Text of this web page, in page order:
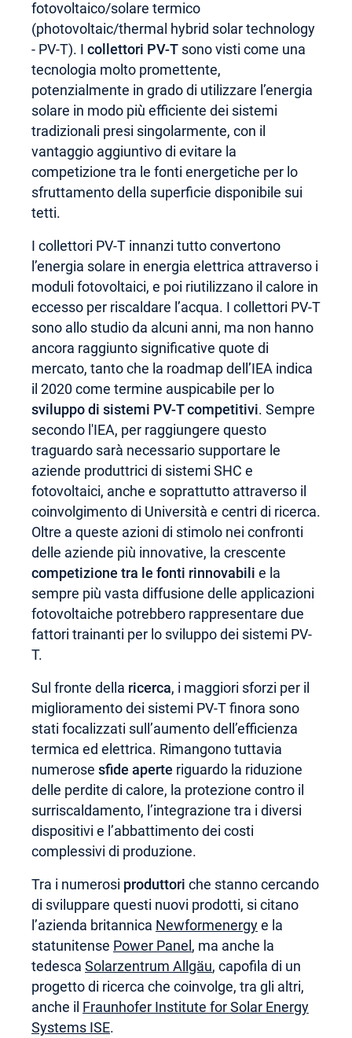
fotovoltaico/solare termico
(photovoltaic/thermal hybrid solar technology
- PV-T). I collettori PV-T sono visti come una
tecnologia molto promettente,
potenzialmente in grado di utilizzare l’energia
solare in modo più efficiente dei sistemi
tradizionali presi singolarmente, con il
vantaggio aggiuntivo di evitare la
competizione tra le fonti energetiche per lo
sfruttamento della superficie disponibile sui
tetti.
I collettori PV-T innanzi tutto convertono
l’energia solare in energia elettrica attraverso i
moduli fotovoltaici, e poi riutilizzano il calore in
eccesso per riscaldare l’acqua. I collettori PV-T
sono allo studio da alcuni anni, ma non hanno
ancora raggiunto significative quote di
mercato, tanto che la roadmap dell’IEA indica
il 2020 come termine auspicabile per lo
sviluppo di sistemi PV-T competitivi. Sempre
secondo l'IEA, per raggiungere questo
traguardo sarà necessario supportare le
aziende produttrici di sistemi SHC e
fotovoltaici, anche e soprattutto attraverso il
coinvolgimento di Università e centri di ricerca.
Oltre a queste azioni di stimolo nei confronti
delle aziende più innovative, la crescente
competizione tra le fonti rinnovabili e la
sempre più vasta diffusione delle applicazioni
fotovoltaiche potrebbero rappresentare due
fattori trainanti per lo sviluppo dei sistemi PV-
T.
Sul fronte della ricerca, i maggiori sforzi per il
miglioramento dei sistemi PV-T finora sono
stati focalizzati sull’aumento dell’efficienza
termica ed elettrica. Rimangono tuttavia
numerose sfide aperte riguardo la riduzione
delle perdite di calore, la protezione contro il
surriscaldamento, l’integrazione tra i diversi
dispositivi e l’abbattimento dei costi
complessivi di produzione.
Tra i numerosi produttori che stanno cercando
di sviluppare questi nuovi prodotti, si citano
l’azienda britannica Newformenergye la
statunitense Power Panel , ma anche la
tedesca Solarzentrum Allgäu, capofila di un
progetto di ricerca che coinvolge, tra gli altri,
anche il Fraunhofer Institute for Solar Energy
Systems ISE.